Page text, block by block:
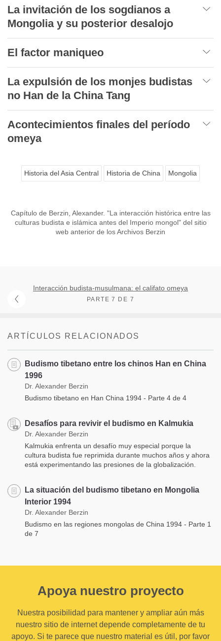
La invitación de los sogdianos a
Mongolia y su posterior desalojo
El factor maniqueo
La expulsión de los monjes budistas
no Han de la China Tang
Acontecimientos finales del período
omeya
Historia del Asia Central Historia de China Mongolia
Capítulo de Berzin, Alexander. "La interacción histórica entre las
culturas budista e islámica antes del Imperio mongol" del sitio
web anterior de los Archivos Berzin
Interacción budista-musulmana: el califato omeya
PARTE 7 DE 7
ARTÍCULOS RELACIONADOS
Budismo tibetano entre los chinos Han en China
1996
Dr. Alexander Berzin
Budismo tibetano en Han China 1994 - Parte 4 de 4
Desafíos para revivir el budismo en Kalmukia
Dr. Alexander Berzin
Kalmukia enfrenta un desafío muy especial porque la
cultura budista fue reprimida durante muchos años y ahora
está experimentando las presiones de la globalización.
La situación del budismo tibetano en Mongolia
Interior 1994
Dr. Alexander Berzin
Budismo en las regiones mongolas de China 1994 - Parte 1
de 7
Apoya nuestro proyecto
Nuestra posibilidad para mantener y ampliar aún más
nuestro sitio de internet depende completamente de tu
apoyo. Si te parece que nuestro material es útil, por favor